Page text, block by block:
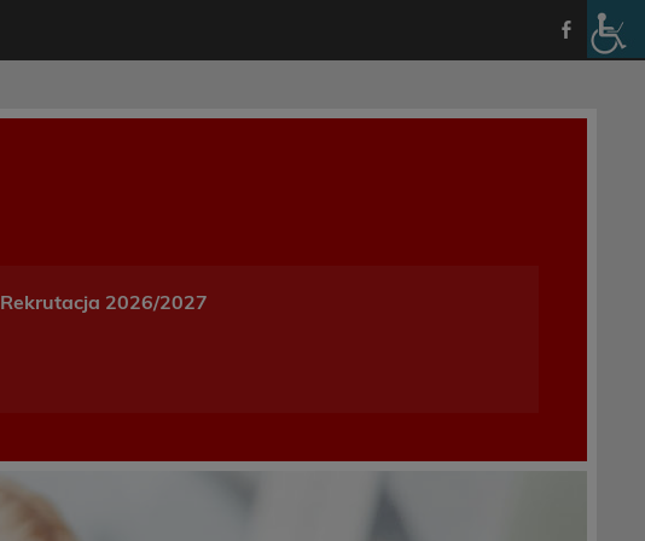
Rekrutacja 2026/2027